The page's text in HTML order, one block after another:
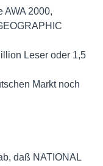
AWA 2000,
Leser oder 1,5
Markt noch
daß NATIONAL